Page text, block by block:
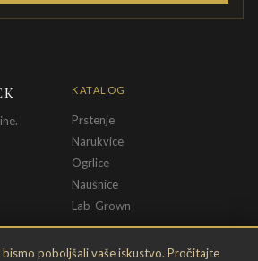
poboljšali vaše iskustvo. Pročitajte
KATALOG
Prstenje
Narukvice
Ogrlice
Naušnice
Lab-Grown
PRAVNE ODREDBE